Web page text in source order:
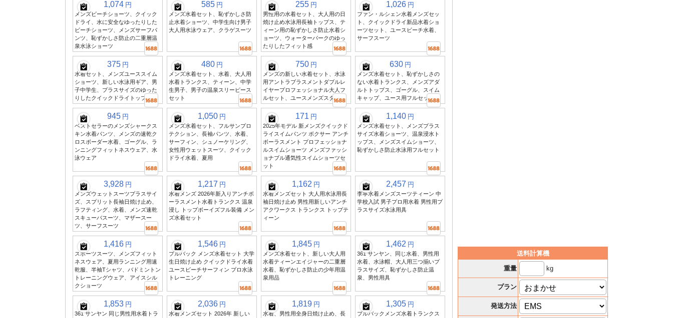
1,074 円
メンズビーチショーツ、クイック
ドライ、水に安全なゆったりした
ビーチショーツ、メンズサーフパ
ンツ、恥ずかしさ防止の二重層温
泉水泳ショーツ
585 円
メンズ水着セット、恥ずかしさ防
止水着ショーツ、中学生向け男子
大人用水泳ウェア、クラゲスーツ
255 円
男性用の水着セット、大人用の日
焼け止め水泳用長袖トップス、テ
ィーン用の恥ずかしさ防止水着シ
ョーツ、ウォーターパークのゆっ
たりしたフィット感
1,026 円
ファン・ルシェン水着メンズセッ
ト、クイックドライ新品水着ショ
ーツセット、ユースビーチ水着、
サーフスーツ
375 円
水着セット、メンズユーススイム
ショーツ、新しい水泳用ギア、男
子中学生、プラスサイズのゆった
りしたクイックドライトップス
480 円
メンズ水着セット、水着、大人用
水着トランクス、ティーン、中学
生男子、男子の温泉スリーピース
セット
750 円
メンズの新しい水着セット、水泳
用アントラブラスメントダブルレ
イヤープロフェッショナル大人フ
ルセット、ユースメンズスタイル
630 円
メンズ水着セット、恥ずかしさの
ない水着トランクス、メンズアダ
ルトトップス、ゴーグル、スイム
キャップ、ユース用フルセット
945 円
ベストセラーのメンズシャークス
キン水着パンツ、メンズの速乾ク
ロスボーダー水着、ゴーグル、ラ
ンニングフィットネスウェア、水
泳ウェア
1,050 円
メンズ水着セット、フルサンプロ
テクション、長袖パンツ、水着、
サーフィン、シュノーケリング、
女性用ウェットスーツ、クイック
ドライ水着、夏用
171 円
2025年モデル 新メンズクイックド
ライスイムパンツ ボクサー アンチ
ボーラスメント プロフェッショナ
ルスイムショーツ メンズファッシ
ョナブル通気性スイムショーツセ
ット
1,140 円
メンズ水着セット、メンズプラス
サイズ水着ショーツ、温泉浸水ト
ップス、メンズスイムショーツ、
恥ずかしさ防止水泳用フルセット
3,928 円
メンズウェットスーツプラスサイ
ズ、スプリット長袖日焼け止め、
ラフティング、水着、メンズ速乾
スキューバスーツ、マザースー
ツ、サーフスーツ
1,217 円
水着メンズ 2026年新入りアンチボ
ーラスメント水着トランクス 温泉
浸し トップボーイズフル装備 メン
ズ水着セット
1,162 円
水着メンズセット 大人用水泳用長
袖日焼け止め 男性用新しいアンチ
アクワークス トランクス トップテ
ィーン
2,457 円
李寧水着メンズスーツティーン 中
学校入試 男子プロ用水着 男性用プ
ラスサイズ水泳用具
1,416 円
スポーツスーツ、メンズフィット
ネスウェア、夏用ランニング用速
乾服、半袖Tシャツ、バドミントン
トレーニングウェア、アイスシル
クショーツ
1,546 円
プルバック メンズ水着セット 大学
生日焼け止め クイックドライ水着
ユースビーチサーフィン プロ水泳
トレーニング
1,845 円
メンズ水着セット、新しい大人用
水着ティーンエイジャーの二重層
水着、恥ずかしさ防止の少年用温
泉用品
1,462 円
361 サンヤン、同じ水着、男性用
水着、水泳帽、大人用三つ揃いプ
ラスサイズ、恥ずかしさ防止温
泉、男性用具
1,853 円
361 サンヤン 同じ男性用水着トラ
2,036 円
水着メンズセット 2026年 新しい
1,819 円
水着、男性用全身日焼け止め、長
1,305 円
プルバックメンズ水着トランクス
送料計算機
重量
kg
プラン
発送方法